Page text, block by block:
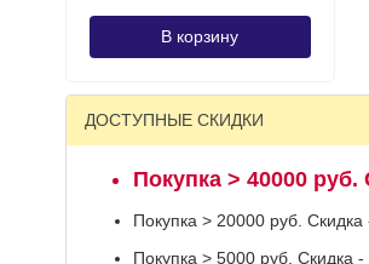
В корзину
ДОСТУПНЫЕ СКИДКИ
Покупка > 40000 руб.
Покупка > 20000 руб. Скидка
Покупка > 5000 руб. Скидка -